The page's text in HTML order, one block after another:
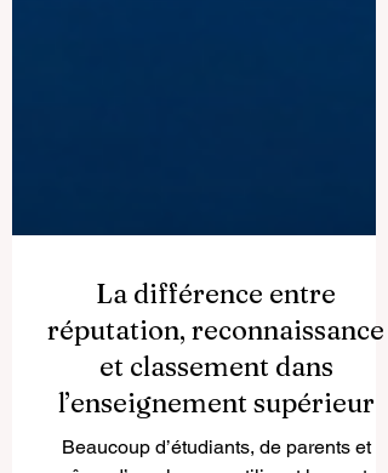
La différence entre
réputation, reconnaissance
et classement dans
l’enseignement supérieur